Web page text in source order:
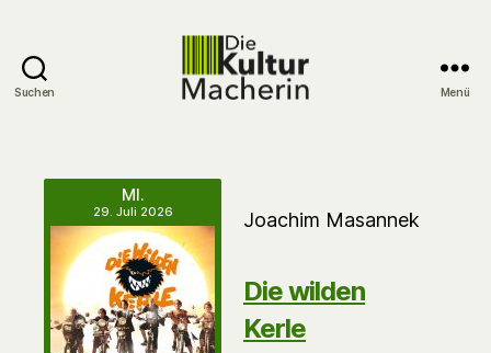
Suchen Menü
MI.
29. Juli 2026 Joachim Masannek
Die wilden
Kerle